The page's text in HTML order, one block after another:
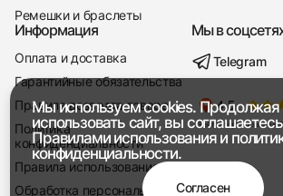
+7 916 221-
Мы насвязи 08:00 —
Ремешки и браслеты
Информация
Оплата и доставка
Гарантийные обязательства
Правила возврата товара
Политика
конфиденциальности
Правила использования
Обработка персональных
Мы в
Telegram
Мы используем cookies. Продолжая
использовать сайт, вы
Правилами использованияи
конфиденциальности.
Согласен